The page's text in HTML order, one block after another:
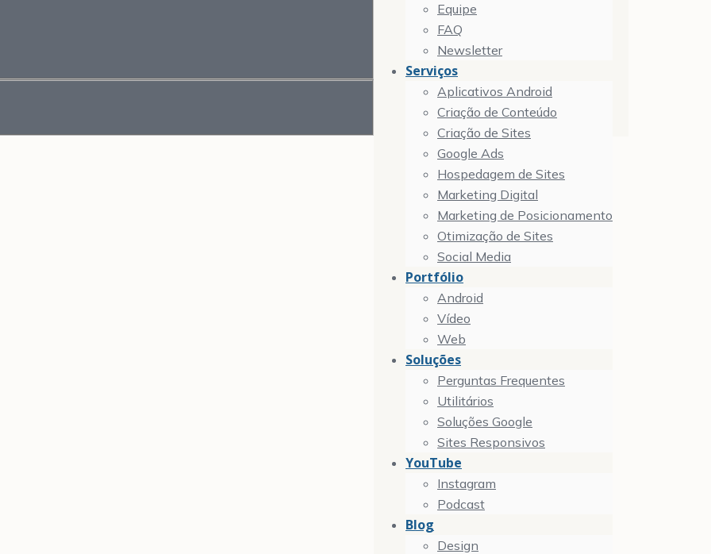
Equipe
FAQ
Newsletter
Serviços
Aplicativos Android
Criação de Conteúdo
Criação de Sites
Google Ads
Hospedagem de Sites
Marketing Digital
Marketing de Posicionamento
Otimização de Sites
Social Media
Portfólio
Android
Vídeo
Web
Soluções
Perguntas Frequentes
Utilitários
Soluções Google
Sites Responsivos
YouTube
Instagram
Podcast
Blog
Design